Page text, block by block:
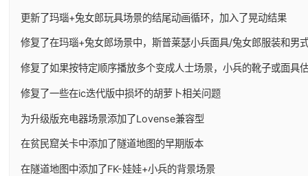
更新了玛瑙+兔女郎玩具场景的结尾动画循环，加入了晃动结果
修复了在玛瑙+兔女郎场景中，斯普莱瑟小兵面具/兔女郎服装和男
修复了如果按特定顺序播放多个变成人士场景，小兵的靴子或面具
修复了一些在ic迭代版中损坏的胡萝卜相关问题
为升级版充电器场景添加了Lovense兼容型
在贫民窟关卡中添加了隧道地图的早期版本
在隧道地图中添加了FK-娃娃+小兵的背景场景